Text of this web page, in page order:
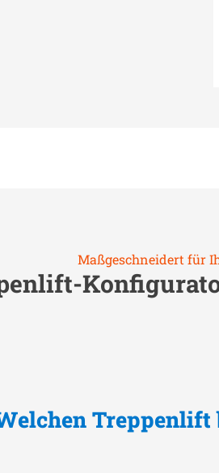
Maßgeschneidert für
Treppenlift